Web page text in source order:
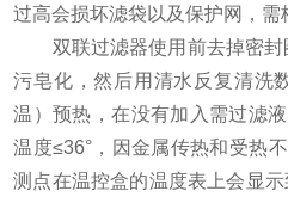
过高会损坏滤袋以及保护网，需
双联过滤器使用前去掉密封
污皂化，然后用清水反复清洗
温）预热，在没有加入需过滤
温度≤36°，因金属传热和受热
测点在温控盒的温度表上会显